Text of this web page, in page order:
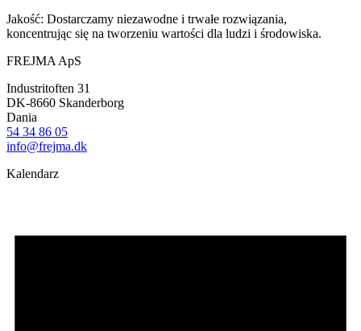
Jakość: Dostarczamy niezawodne i trwałe rozwiązania,
koncentrując się na tworzeniu wartości dla ludzi i środowiska.
FREJMA ApS
Industritoften 31
DK-8660 Skanderborg
Dania
54 34 86 05
info@frejma.dk
Kalendarz